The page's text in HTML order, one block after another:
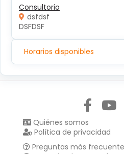
Consultorio
dsfdsf
DSFDSF
Horarios disponibles
Quiénes somos
Política de privacidad
Preguntas más